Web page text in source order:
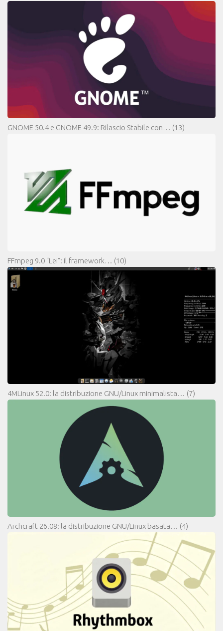
GNOME 50.4 e GNOME 49.9: Rilascio Stabile con… (13)
FFmpeg 9.0 “Lei”: il framework… (10)
4MLinux 52.0: la distribuzione GNU/Linux minimalista… (7)
Archcraft 26.08: la distribuzione GNU/Linux basata… (4)